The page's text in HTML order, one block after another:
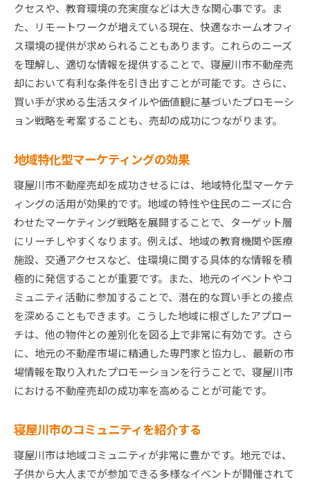
クセスや、教育環境の充実度などは大きな関心事です。ま
た、リモートワークが増えている現在、快適なホームオフィ
ス環境の提供が求められることもあります。これらのニーズ
を理解し、適切な情報を提供することで、寝屋川市不動産売
却において有利な条件を引き出すことが可能です。さらに、
買い手が求める生活スタイルや価値観に基づいたプロモーシ
ョン戦略を考案することも、売却の成功につながります。
地域特化型マーケティングの効果
寝屋川市不動産売却を成功させるには、地域特化型マーケテ
ィングの活用が効果的です。地域の特性や住民のニーズに合
わせたマーケティング戦略を展開することで、ターゲット層
にリーチしやすくなります。例えば、地域の教育機関や医療
施設、交通アクセスなど、住環境に関する具体的な情報を積
極的に発信することが重要です。また、地元のイベントやコ
ミュニティ活動に参加することで、潜在的な買い手との接点
を深めることもできます。こうした地域に根ざしたアプロー
チは、他の物件との差別化を図る上で非常に有効です。さら
に、地元の不動産市場に精通した専門家と協力し、最新の市
場情報を取り入れたプロモーションを行うことで、寝屋川市
における不動産売却の成功率を高めることが可能です。
寝屋川市のコミュニティを紹介する
寝屋川市は地域コミュニティが非常に豊かです。地元では、
子供から大人までが参加できる多様なイベントが開催されて